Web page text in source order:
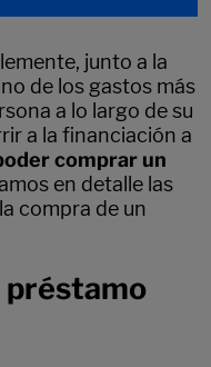
junto a la
de los gastos más
a lo largo de su
a la financiación a
comprar un
en detalle las
compra de un
préstamo